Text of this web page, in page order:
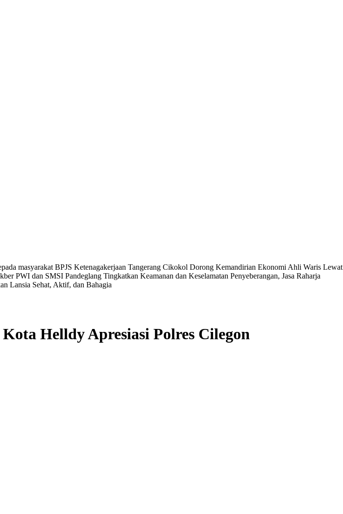
masyarakat BPJS Ketenagakerjaan Tangerang Cikokol Dorong Kemandirian Ekonomi Ahli Waris Lewat
PWI dan SMSI Pandeglang Tingkatkan Keamanan dan Keselamatan Penyeberangan, Jasa Raharja
Lansia Sehat, Aktif, dan Bahagia
Helldy Apresiasi Polres Cilegon